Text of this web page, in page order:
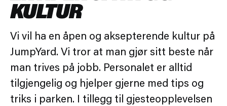
KULTUR
Vi vil ha en åpen og aksepterende kultur på
JumpYard. Vi tror at man gjør sitt beste når
man trives på jobb. Personalet er alltid
tilgjengelig og hjelper gjerne med tips og
triks i parken. I tillegg til gjesteopplevelsen